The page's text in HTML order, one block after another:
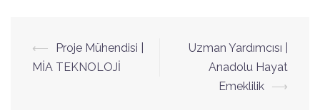
Yazı
dolaşımı
⟵
Proje Mühendisi |
MİA TEKNOLOJİ
Uzman Yardımcısı |
Anadolu Hayat
Emeklilik ⟶